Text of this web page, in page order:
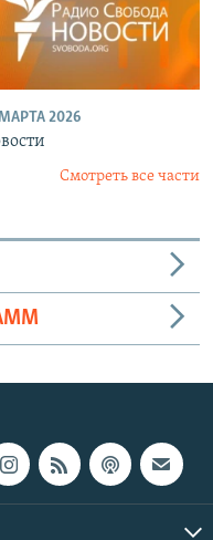
2026
Смотреть все части